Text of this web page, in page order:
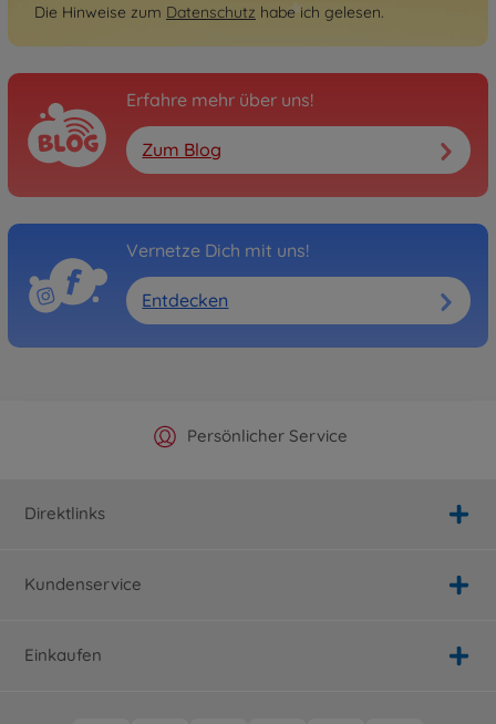
Die Hinweise zum Datenschutz habe ich gelesen.
Erfahre mehr über uns!
Zum Blog
Vernetze Dich mit uns!
Entdecken
Offizieller Hersteller Shop
Persönlicher Service
Versandkostenfrei ab 25€
Schnelle Lieferung
Direktlinks
Kundenservice
Einkaufen